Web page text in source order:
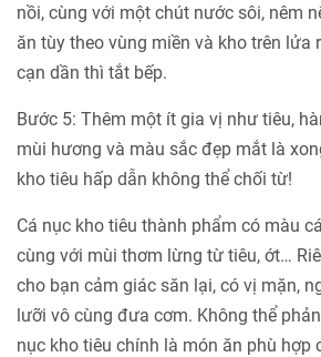
nồi, cùng với một chút nước sôi, nêm
ăn tùy theo vùng miền và kho trên lửa
cạn dần thì tắt bếp.
Bước 5: Thêm một ít gia vị như tiêu,
mùi hương và màu sắc đẹp mắt là
kho tiêu hấp dẫn không thể chối từ!
Cá nục kho tiêu thành phẩm có màu
cùng với mùi thơm lừng từ tiêu, ớt…
cho bạn cảm giác săn lại, có vị mặn,
lưỡi vô cùng đưa cơm. Không thể
nục kho tiêu chính là món ăn phù hợp